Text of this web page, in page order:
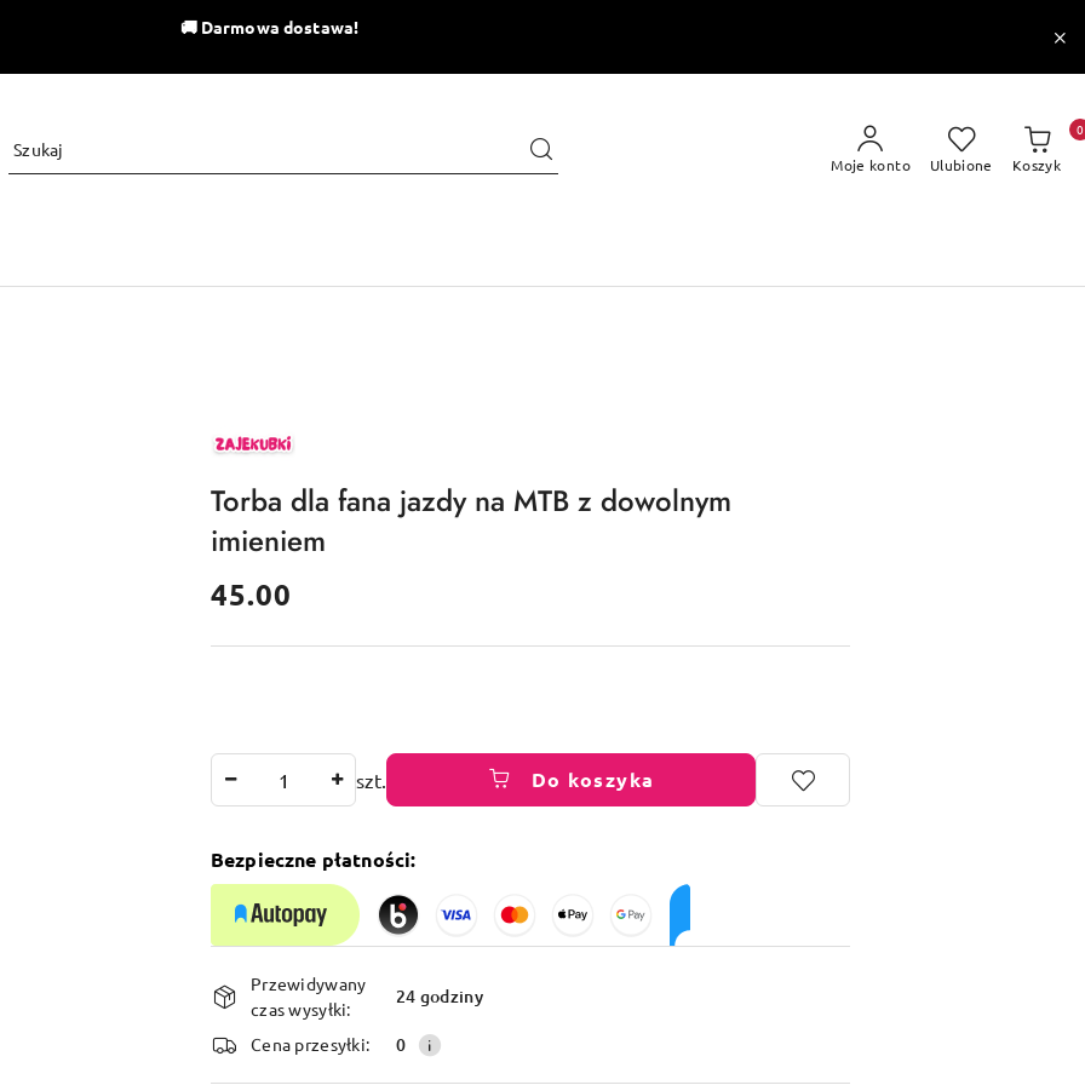
🚚 Darmowa dostawa!
Moje konto Ulubione Koszyk
0
ZAJEKUBKI
Torba dla fana jazdy na MTB z dowolnym
imieniem
cena:
45.00
szt. Do koszyka
Bezpieczne płatności:
Dostępność
i
dostawa
Przewidywany
czas wysyłki:
24 godziny
Cena przesyłki: 0